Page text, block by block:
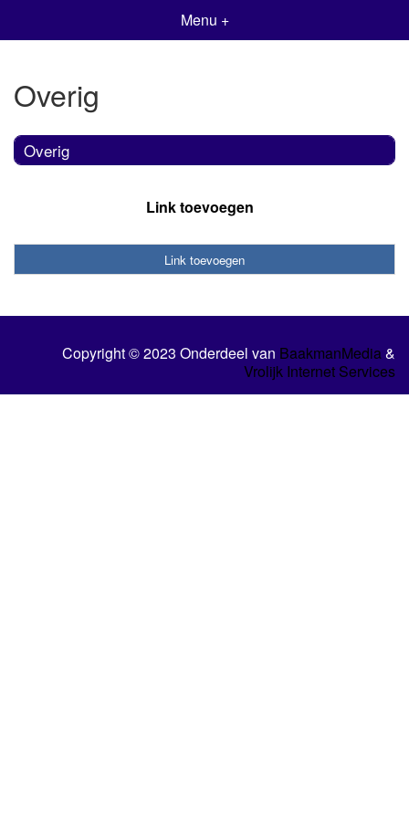
Menu +
Overig
Overig
Link toevoegen
Link toevoegen
Copyright © 2023 Onderdeel van BaakmanMedia&
Vrolijk Internet Services